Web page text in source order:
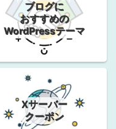
ブログに
おすすめの
WordPressテーマ
Xサーバー
クーポン